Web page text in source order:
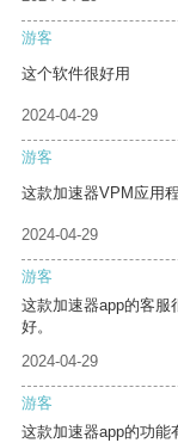
游客
这个软件很好用
2024-04-29
游客
这款加速器VPM应用
2024-04-29
游客
这款加速器app的客服
好。
2024-04-29
游客
这款加速器app的功能